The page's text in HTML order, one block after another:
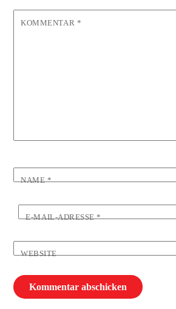
KOMMENTAR *
NAME*
E-MAIL-ADRESSE*
WEBSITE